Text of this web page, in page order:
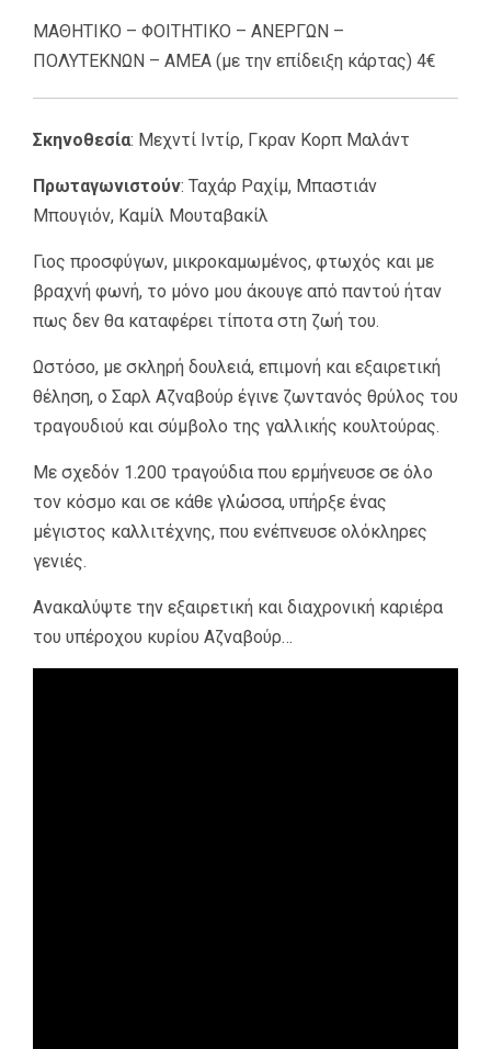
ΜΑΘΗΤΙΚΟ – ΦΟΙΤΗΤΙΚΟ – ΑΝΕΡΓΩΝ –
ΠΟΛΥΤΕΚΝΩΝ – ΑΜΕΑ (με την επίδειξη κάρτας) 4€
Σκηνοθεσία: Μεχντί Ιντίρ, Γκραν Κορπ Μαλάντ
Πρωταγωνιστούν: Ταχάρ Ραχίμ, Μπαστιάν
Μπουγιόν, Καμίλ Μουταβακίλ
Γιος προσφύγων, μικροκαμωμένος, φτωχός και με
βραχνή φωνή, το μόνο μου άκουγε από παντού ήταν
πως δεν θα καταφέρει τίποτα στη ζωή του.
Ωστόσο, με σκληρή δουλειά, επιμονή και εξαιρετική
θέληση, ο Σαρλ Αζναβούρ έγινε ζωντανός θρύλος του
τραγουδιού και σύμβολο της γαλλικής κουλτούρας.
Με σχεδόν 1.200 τραγούδια που ερμήνευσε σε όλο
τον κόσμο και σε κάθε γλώσσα, υπήρξε ένας
μέγιστος καλλιτέχνης, που ενέπνευσε ολόκληρες
γενιές.
Ανακαλύψτε την εξαιρετική και διαχρονική καριέρα
του υπέροχου κυρίου Αζναβούρ…